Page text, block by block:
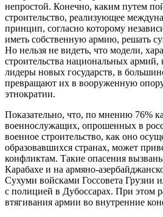
непростой. Конечно, каким путем
строительство, реализующее
принцип, согласно которому
иметь собственную армию, решать
Но нельзя не видеть, что модели,
строительства национальных армий,
лидеры новых государств, в
превращают их в вооруженную
этнократии.
Показательно, что, по мнению 76%
военнослужащих, опрошенных в
военное строительство, как оно
образовавшихся странах, может
конфликтам. Такие опасения
Карабахе и на армяно-
Сухуми войсками Госсовета Грузии
с полицией в Дубоссарах. При этом
втягивания армии во внутренние